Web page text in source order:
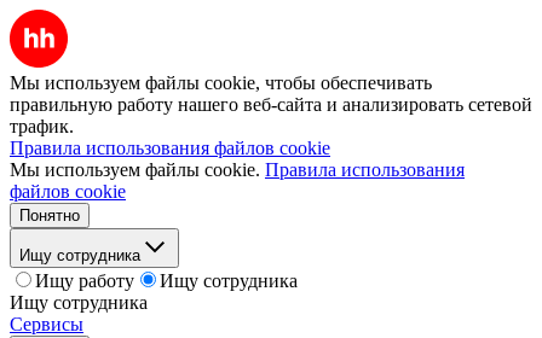
Мы используем файлы cookie, чтобы обеспечивать
правильную работу нашего веб-сайта и анализировать сетевой
трафик.
Правила использования файлов cookie
Мы используем файлы cookie. Правила использования
файлов cookie
Понятно
Ищу сотрудника
Ищу работу
Ищу сотрудника
Ищу сотрудника
Сервисы